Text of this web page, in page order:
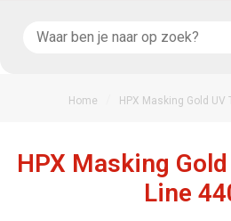
Home HPX Masking Gold UV
HPX Masking
Line